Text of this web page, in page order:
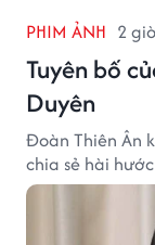
PHIM ẢNH 2
Tuyên bố
Duyên
Đoàn Thiên Ân
chia sẻ hài